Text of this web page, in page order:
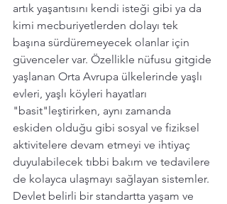
artık yaşantısını kendi isteği gibi ya da
kimi mecburiyetlerden dolayı tek
başına sürdüremeyecek olanlar için
güvenceler var. Özellikle nüfusu gitgide
yaşlanan Orta Avrupa ülkelerinde yaşlı
evleri, yaşlı köyleri hayatları
"basit"leştirirken, aynı zamanda
eskiden olduğu gibi sosyal ve fiziksel
aktivitelere devam etmeyi ve ihtiyaç
duyulabilecek tıbbi bakım ve tedavilere
de kolayca ulaşmayı sağlayan sistemler.
Devlet belirli bir standartta yaşam ve